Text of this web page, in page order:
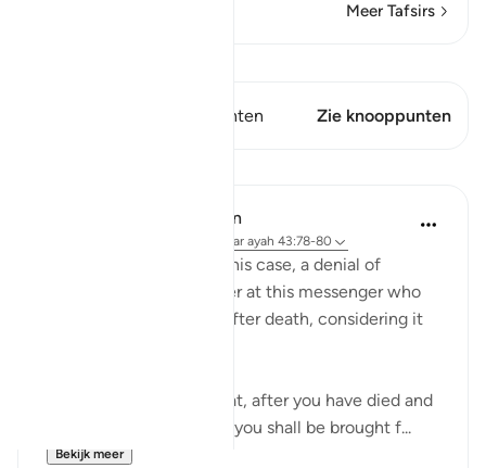
Meer Tafsirs
Dit vers heeft 2 Knooppunten Zie knooppunten
In the Shade of the Quran
Verwijzen naar ayah 43:78-80
The corrupt rich add, in this case, a denial of
resurrection. They wonder at this messenger who
alerts them to such life after death, considering it
"Does he promise you that, after you have died and
become dust and bones, you shall be brought f...
Bekijk meer